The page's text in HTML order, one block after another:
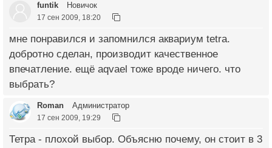
funtik Новичок
17 сен 2009, 18:20
мне понравился и запомнился аквариум tetra.
добротно сделан, производит качественное
впечатление. ещё aqvael тоже вроде ничего. что
выбрать?
Roman Администратор
17 сен 2009, 19:29
Тетра - плохой выбор. Объясню почему, он стоит в 3